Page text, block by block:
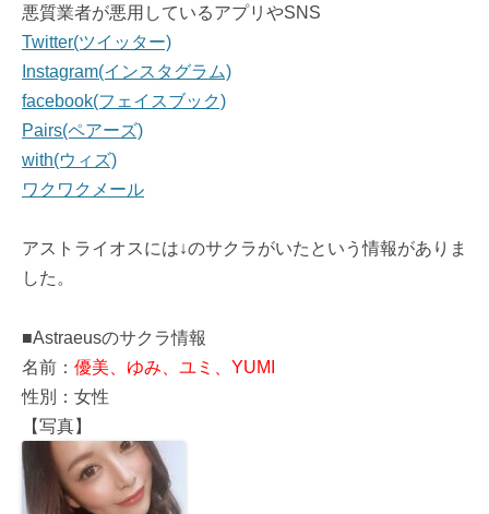
悪質業者が悪用しているアプリやSNS
Twitter(ツイッター)
Instagram(インスタグラム)
facebook(フェイスブック)
Pairs(ペアーズ)
with(ウィズ)
ワクワクメール
アストライオスには↓のサクラがいたという情報がありま
した。
■Astraeusのサクラ情報
名前： 優美、ゆみ、ユミ、YUMI
性別：女性
【写真】